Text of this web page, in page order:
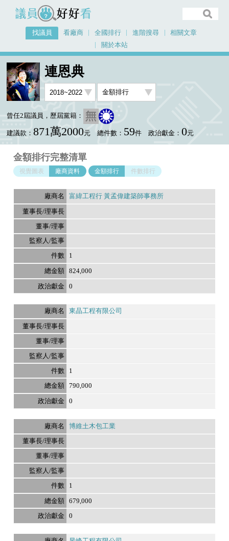
議員好好看
找議員 看廠商 全國排行 進階搜尋
相關文章
關於本站
首頁 找議員
連恩典
曾任2屆議員，歷屆黨籍：
建議款： 871萬2000元 總件數： 59件 政治獻金： 0元
金額排行完整清單
視覺圖表 廠商資料 金額排行 件數排行
富緯工程行 黃孟偉建築師事務所
1
824,000
0
東晶工程有限公司
1
790,000
0
博維土木包工業
1
679,000
0